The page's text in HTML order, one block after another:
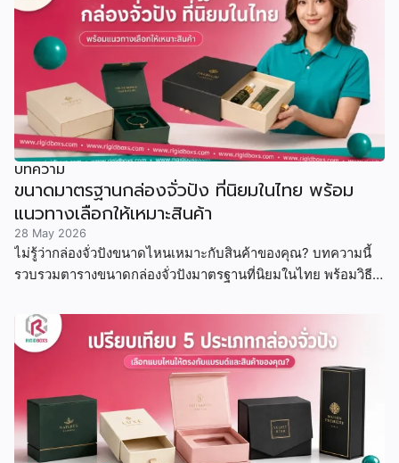
บทความ
ขนาดมาตรฐานกล่องจั่วปัง ที่นิยมในไทย พร้อม
แนวทางเลือกให้เหมาะสินค้า
28 May 2026
ไม่รู้ว่ากล่องจั่วปังขนาดไหนเหมาะกับสินค้าของคุณ? บทความนี้
รวบรวมตารางขนาดกล่องจั่วปังมาตรฐานที่นิยมในไทย พร้อมวิธี